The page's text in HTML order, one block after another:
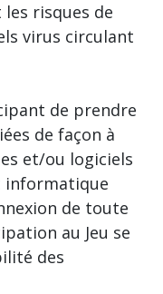
risques de
virus circulant
de prendre
de façon à
et/ou logiciels
informatique
de toute
au Jeu se
des